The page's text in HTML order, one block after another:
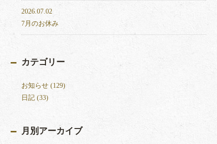
2026.07.02
7月のお休み
カテゴリー
お知らせ (129)
日記 (33)
月別アーカイブ